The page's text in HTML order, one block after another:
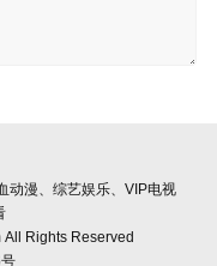
动漫、综艺娱乐、VIP电视
Rights Reserved